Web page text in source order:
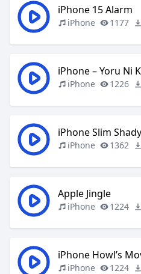
iPhone 15 Alarm
iPhone 1177
iPhone – Yoru Ni
iPhone 1226
iPhone Slim Shady
iPhone 1362
Apple Jingle
iPhone 1224
iPhone Howl’s
iPhone 1224